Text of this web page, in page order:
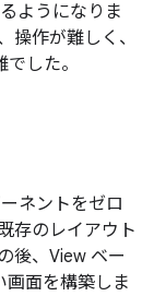
ようになりま
操作が難しく、
した。
ネントをゼロ
存のレイアウト
後、View ベー
面を構築しま